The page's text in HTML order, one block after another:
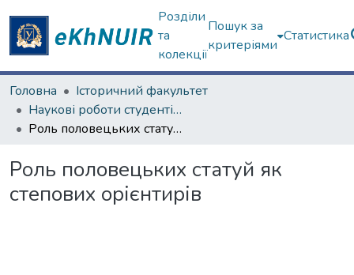
Розділи
та
колекції
Пошук за
критеріями
Статистика
Головна
Історичний факультет
Наукові роботи студентів та аспірантів. Історичний факультет
Роль половецьких статуй як степових орієнтирів
Роль половецьких статуй як
степових орієнтирів